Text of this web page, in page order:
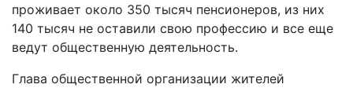
проживает около 350 тысяч пенсионеров, из них
140 тысяч не оставили свою профессию и все еще
ведут общественную деятельность.
Глава общественной организации жителей